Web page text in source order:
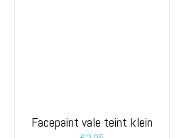
Facepaint vale teint klein